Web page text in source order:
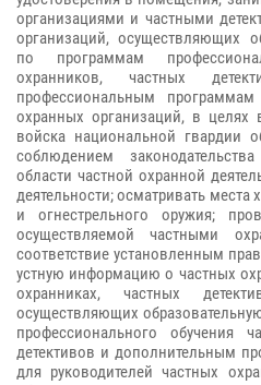
организациями и частными
организаций, осуществляющих
по программам
охранников, частных
профессиональным
охранных организаций, в
войска национальной гвардии
соблюдением
области частной охранной
деятельности; осматривать места
и огнестрельного оружия;
осуществляемой частными
соответствие установленным
устную информацию о частных
охранниках, частных
осуществляющих
профессионального обучения
детективов и дополнительным
для руководителей частных